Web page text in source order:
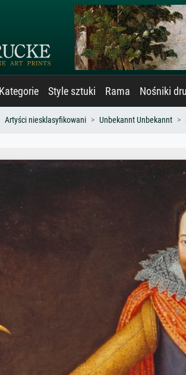
Kategorie Style sztuki Rama Nośniki
Artyści niesklasyfikowani Unbekannt Unbekannt